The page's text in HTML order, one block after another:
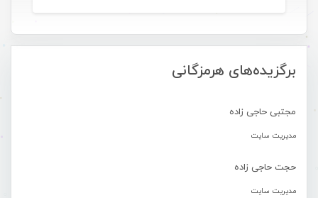
برگزیده‌های هرمزگانی
مجتبی حاجی زاده
مدیریت سایت
حجت حاجی زاده
مدیریت سایت